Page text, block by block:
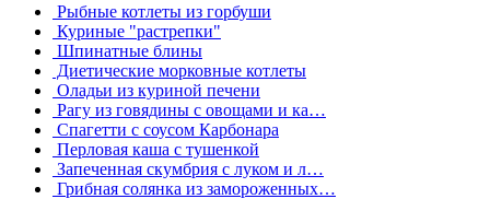
Рыбные котлеты из горбуши
Куриные "растрепки"
Шпинатные блины
Диетические морковные котлеты
Оладьи из куриной печени
Рагу из говядины с овощами и ка…
Спагетти с соусом Карбонара
Перловая каша с тушенкой
Запеченная скумбрия с луком и л…
Грибная солянка из замороженных…